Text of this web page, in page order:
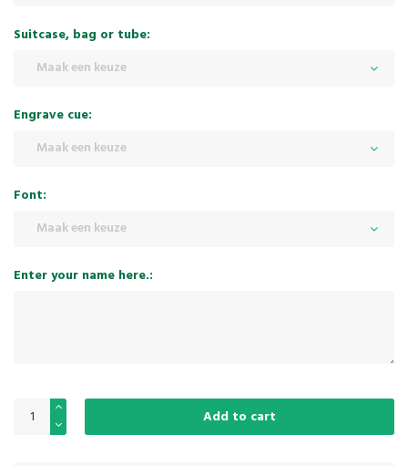
Suitcase, bag or tube:
Maak een keuze
Engrave cue:
Maak een keuze
Font:
Maak een keuze
Enter your name here.:
Add to cart